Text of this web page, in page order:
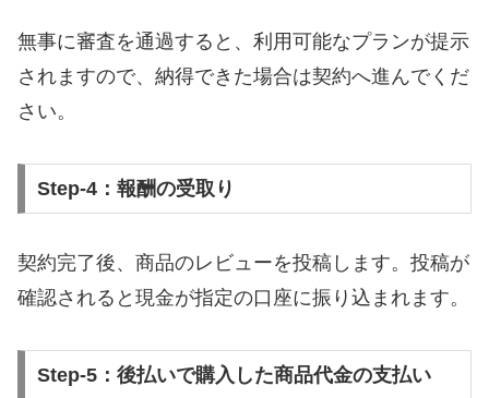
無事に審査を通過すると、利用可能なプランが提示
されますので、納得できた場合は契約へ進んでくだ
さい。
Step-4：報酬の受取り
契約完了後、商品のレビューを投稿します。投稿が
確認されると現金が指定の口座に振り込まれます。
Step-5：後払いで購入した商品代金の支払い